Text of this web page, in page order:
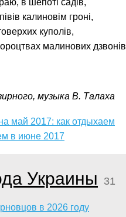
калиновім гроні,
куполів,
малинових дзвонів
музыка В. Талаха
май 2017: как отдыхаем
в июне 2017
Украины 31
в 2026 году